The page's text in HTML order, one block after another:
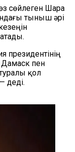
сөйлеген Шара
тыныш әрі
президентінің
Дамаск пен
қол
деді.